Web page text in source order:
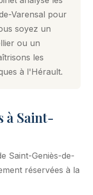
Varensal pour
soyez un
ou un
les
à l'Hérault.
à Saint-
Saint-Geniès-de-
réservées à la